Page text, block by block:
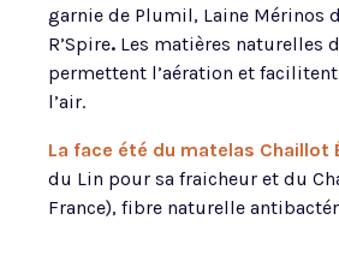
garnie de Plumil, Laine Mérinos
R’Spire. Les matières naturelles
permettent l’aération et
l’air.
La face été du matelas Chaillot
du Lin pour sa fraicheur et du
France), fibre naturelle